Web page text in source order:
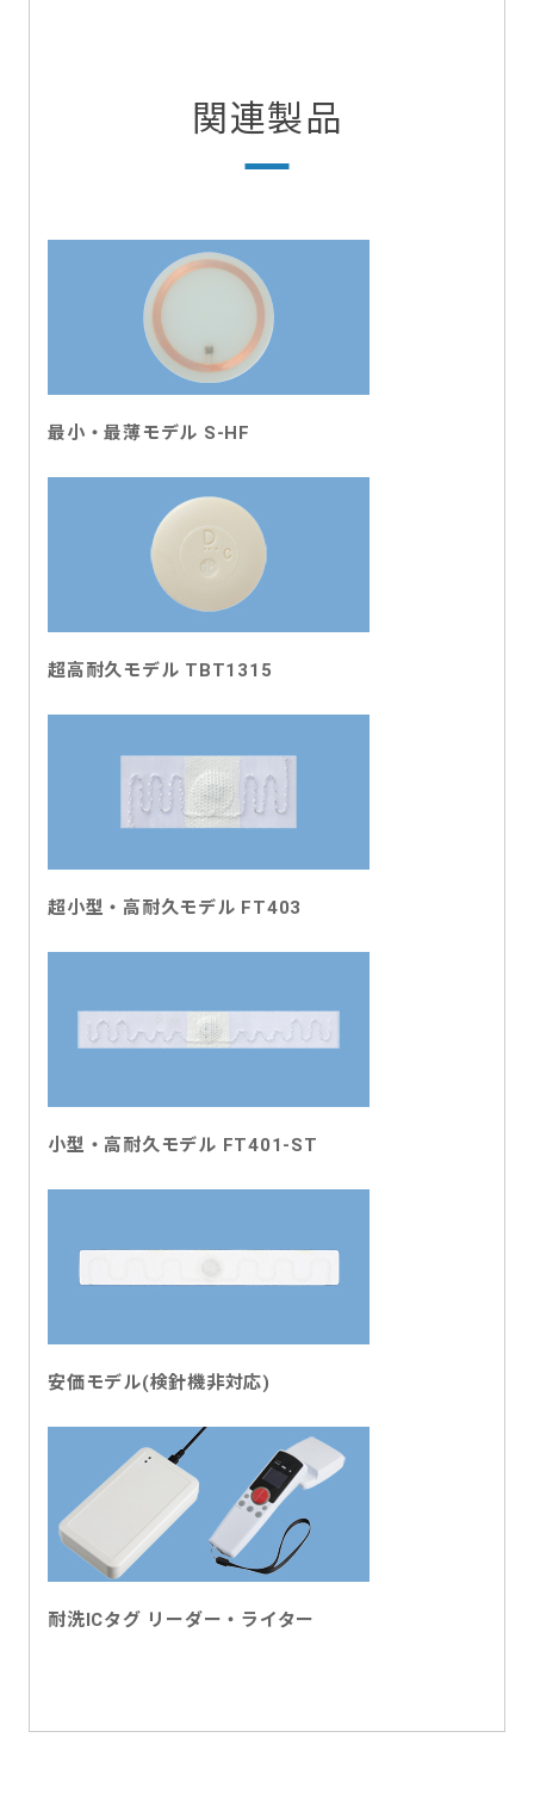
関連製品
最小・最薄モデル S-HF
超高耐久モデル TBT1315
超小型・高耐久モデル FT403
小型・高耐久モデル FT401-ST
安価モデル(検針機非対応)
耐洗ICタグ リーダー・ライター